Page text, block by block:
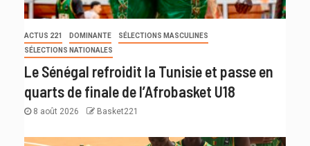
ACTUS 221 DOMINANTE
SÉLECTIONS MASCULINES
SÉLECTIONS NATIONALES
Le Sénégal refroidit la Tunisie et passe en
quarts de finale de l’Afrobasket U18
8 août 2026 Basket221